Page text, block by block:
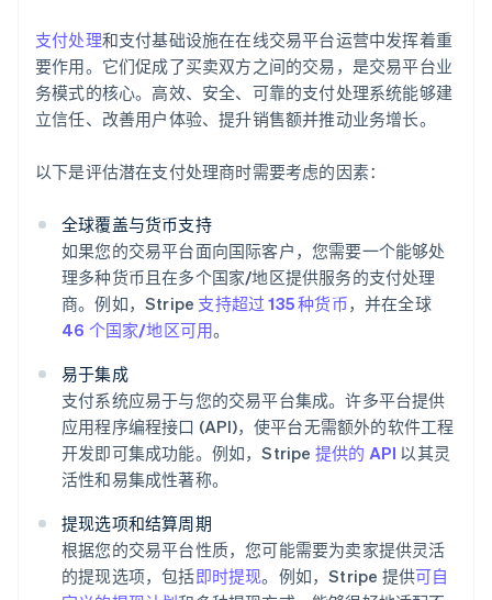
支付处理和支付基础设施在在线交易平台运营中发挥着重
要作用。它们促成了买卖双方之间的交易，是交易平台业
务模式的核心。高效、安全、可靠的支付处理系统能够建
立信任、改善用户体验、提升销售额并推动业务增长。
以下是评估潜在支付处理商时需要考虑的因素：
全球覆盖与货币支持
如果您的交易平台面向国际客户，您需要一个能够处
理多种货币且在多个国家/地区提供服务的支付处理
商。例如，Stripe 支持超过 135 种货币，并在全球
46 个国家/地区可用。
易于集成
支付系统应易于与您的交易平台集成。许多平台提供
应用程序编程接口 (API)，使平台无需额外的软件工程
开发即可集成功能。例如，Stripe 提供的 API 以其灵
活性和易集成性著称。
提现选项和结算周期
根据您的交易平台性质，您可能需要为卖家提供灵活
的提现选项，包括即时提现。例如，Stripe 提供可自